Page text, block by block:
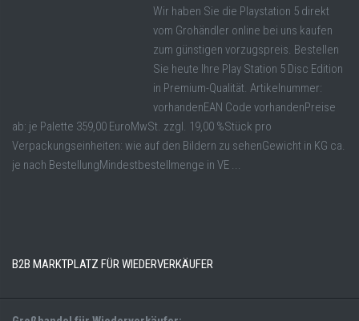
Wir haben Sie die Playstation 5 direkt
vom Grohändler online bei uns kaufen
zum günstigen vorzugspreis. Bestellen
Sie heute Ihre Play Station 5 Disc Edition
in Premium-Qualität. Artikelnummer:
vorhandenEAN Code vorhandenPreise
ab: je Palette 359,00 EuroMwSt. zzgl. 19,00 %Stück pro
Verpackungseinheiten: wie auf den Bildern zu sehenGewicht in KG ca.
je nach BestellungMindestbestellmenge in VE ...
B2B MARKTPLATZ FÜR WIEDERVERKÄUFER